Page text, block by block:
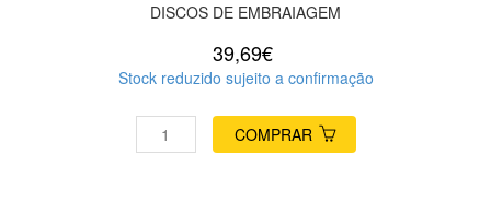
DISCOS DE EMBRAIAGEM
39,69€
Stock reduzido sujeito a confirmação
COMPRAR